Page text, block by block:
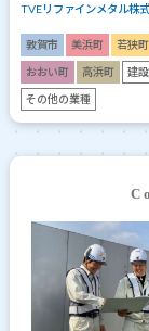
TVEリファインメタル株
敦賀市 美浜町 若狭町
おおい町 高浜町 建
その他の業種